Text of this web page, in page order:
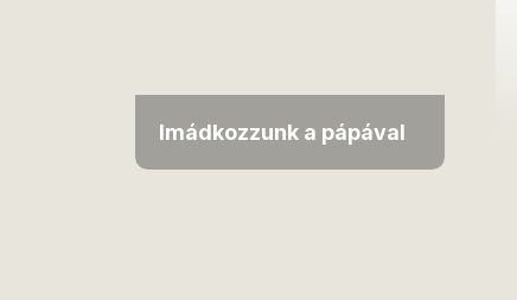
Imádkozzunk a pápával